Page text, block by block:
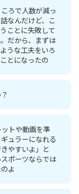
ろで人数が減っ
なんだけど、こ
ことに失敗して
だから、まずは
うな工夫をいろ
とになったの
トや動画を準
ュラーになれる
やすいよ」と
ポーツならでは
よ